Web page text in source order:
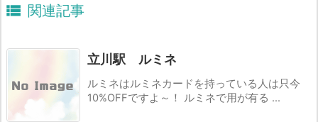
 関連記事
立川駅 ルミネ
ルミネはルミネカードを持っている人は只今
10%OFFですよ～！ ルミネで用が有る ...